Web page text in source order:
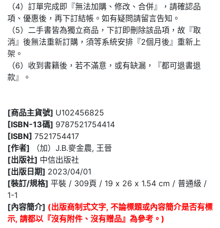
（4）訂單完成即『無法加購、修改、合併』，請確認品
項、優惠後，再下訂結帳。如有疑問請留言告知。
（5）二手書皆為獨立商品，下訂即刪除該品項，故『取
消』後無法重新訂購，須等系統安排『2個月後』重新上
架。
（6）收到書籍後，若不滿意，或有缺漏，『都可退書退
款』。
[商品主貨號] U102456825
[ISBN-13碼] 9787521754414
[ISBN] 7521754417
[作者]
（加）J.B.麥金農, 王晉
[出版社] 中信出版社
[出版日期] 2023/04/01
[裝訂/規格] 平裝 / 309頁 / 19 x 26 x 1.54 cm / 普通級 /
1-1
[內容簡介] (出版商制式文字, 不論標題或內容簡介是否有標
示, 請都以『沒有附件、沒有贈品』為參考。)